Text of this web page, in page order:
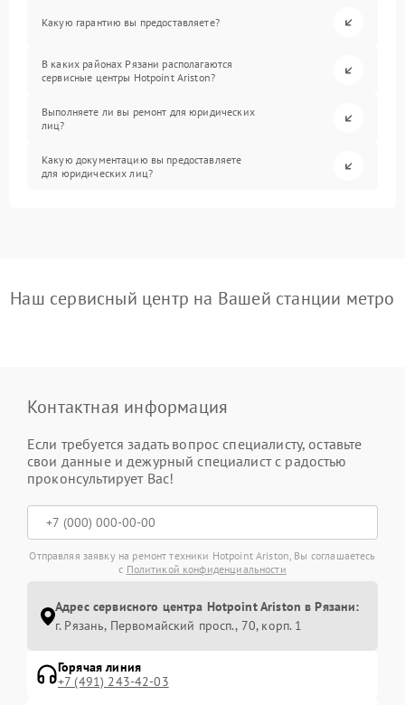
Какую гарантию вы предоставляете?
В каких районах Рязани располагаются
сервисные центры Hotpoint Ariston?
Выполняете ли вы ремонт для юридических
лиц?
Какую документацию вы предоставляете
для юридических лиц?
Наш сервисный центр на Вашей станции метро
Контактная информация
Если требуется задать вопрос специалисту, оставьте
свои данные и дежурный специалист с радостью
проконсультирует Вас!
Отправляя заявку на ремонт техники Hotpoint Ariston, Вы соглашаетесь
с Политикой конфиденциальности
Адрес сервисного центра Hotpoint Ariston в Рязани:
г. Рязань, Первомайский просп., 70, корп. 1
Горячая линия
+7 (491) 243-42-03